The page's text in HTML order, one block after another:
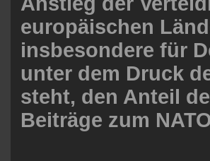
europäischen
insbesondere für
unter dem Druck
steht, den Anteil
Beiträge zum